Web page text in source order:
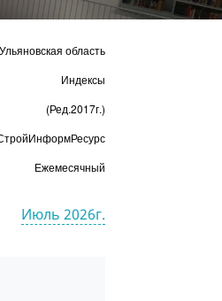
Ульяновская область
Индексы
(Ред.2017г.)
Ежемесячный
Июль 2026г.